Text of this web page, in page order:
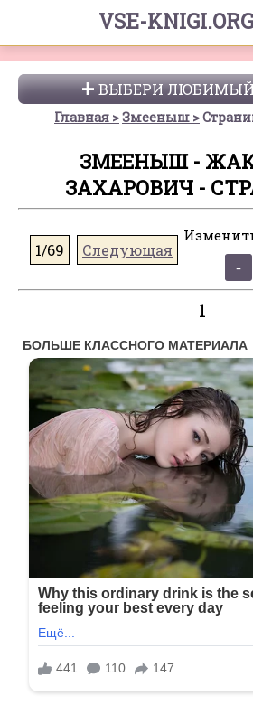
VSE-KNIGI.ORG
ВЫБЕРИ
Главная Змееныш
ЗМЕЕНЫШ -
ЗАХАРОВИЧ -
1/69 Следующая
1